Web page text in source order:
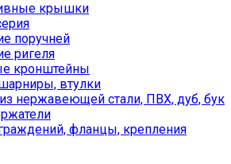
крышки
поручней
ригеля
кронштейны
втулки
нержавеющей стали, ПВХ, дуб, бук
фланцы, крепления